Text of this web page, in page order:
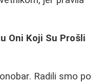
Oni Koji Su Prošli
Radili smo po